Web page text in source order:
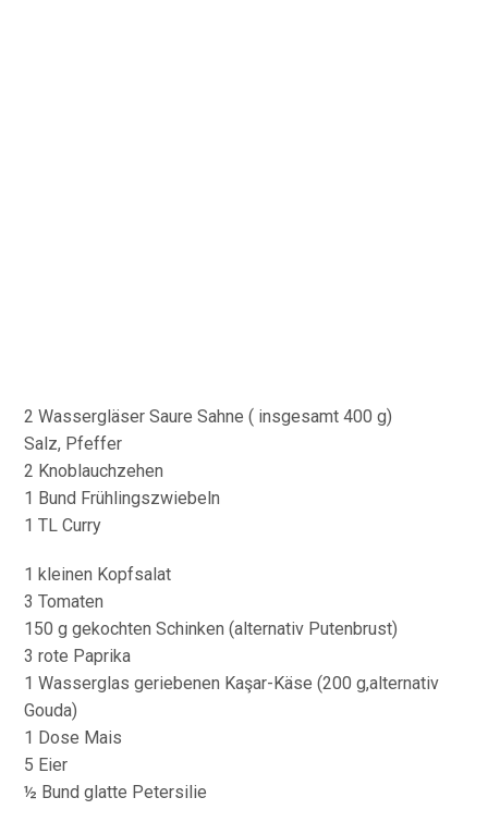
2 Wassergläser Saure Sahne ( insgesamt 400 g)
Salz, Pfeffer
2 Knoblauchzehen
1 Bund Frühlingszwiebeln
1 TL Curry
1 kleinen Kopfsalat
3 Tomaten
150 g gekochten Schinken (alternativ Putenbrust)
3 rote Paprika
1 Wasserglas geriebenen Kaşar-Käse (200 g,alternativ
Gouda)
1 Dose Mais
5 Eier
½ Bund glatte Petersilie